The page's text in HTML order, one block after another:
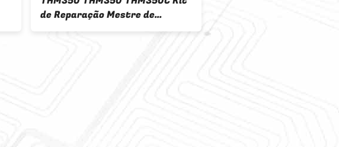
de Reparação Mestre de
Transmissão Automática Para